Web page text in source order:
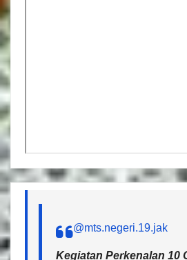
@mts.negeri.19.jak
Kegiatan Perkenalan 10